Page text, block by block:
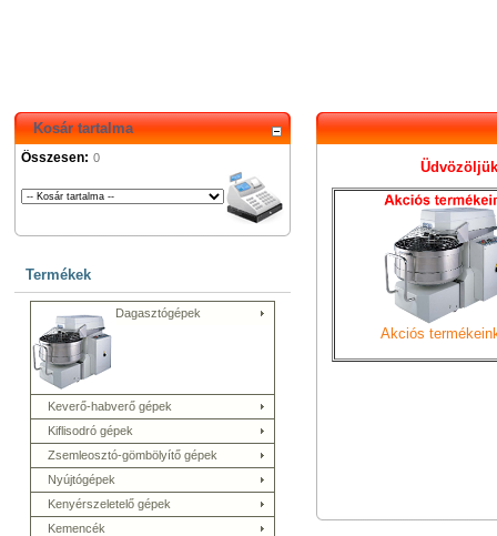
Kosár tartalma
Összesen: 0
Termékek
Dagasztógépek
Keverő-habverő gépek
Kiflisodró gépek
Zsemleosztó-gömbölyítő gépek
Nyújtógépek
Kenyérszeletelő gépek
Kemencék
Akciós